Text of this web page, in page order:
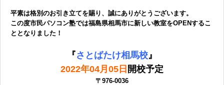
平素は格別のお引き立てを賜り、誠にありがとうございます。
この度市民パソコン塾では福島県相馬市に新しい教室をOPENするこ
ととなりました！
『さとばたけ相馬校 』
2022年04月05日 開校予定
〒976-0036